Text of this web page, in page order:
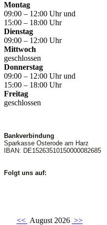
Montag
09:00 – 12:00 Uhr und
15:00 – 18:00 Uhr
Dienstag
09:00 – 12:00 Uhr
Mittwoch
geschlossen
Donnerstag
09:00 – 12:00 Uhr und
15:00 – 18:00 Uhr
Freitag
geschlossen
Bankverbindung
Sparkasse Osterode am Harz
IBAN: DE15263510150000082685
Folgt uns auf:
<< August 2026 >>